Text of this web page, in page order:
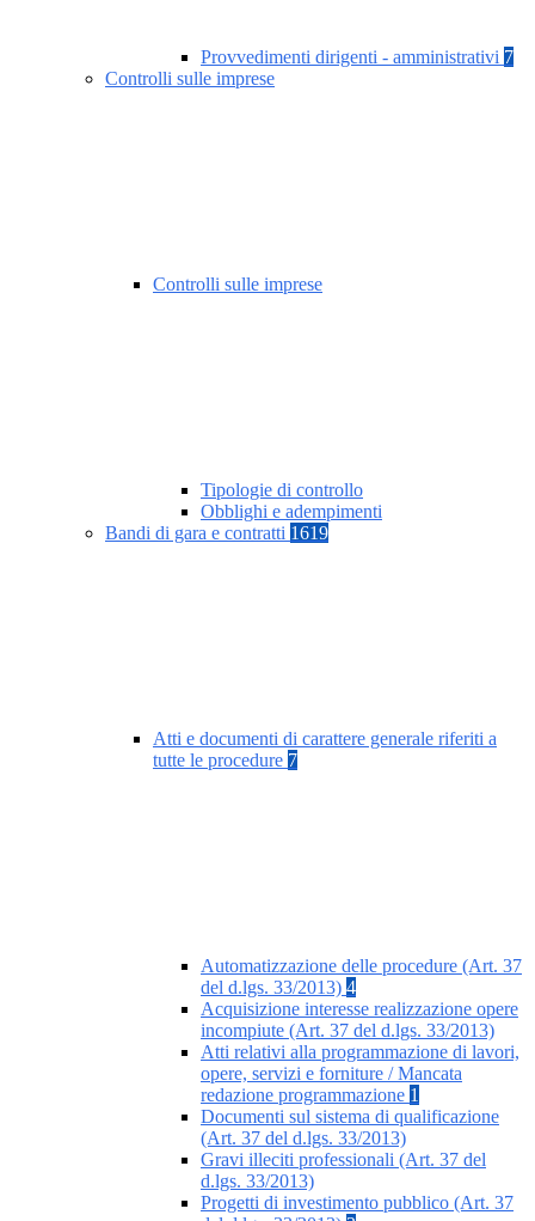
Provvedimenti dirigenti - amministrativi 7
Controlli sulle imprese
Controlli sulle imprese
Tipologie di controllo
Obblighi e adempimenti
Bandi di gara e contratti 1619
Atti e documenti di carattere generale riferiti a
tutte le procedure 7
Automatizzazione delle procedure (Art. 37
del d.lgs. 33/2013) 4
Acquisizione interesse realizzazione opere
incompiute (Art. 37 del d.lgs. 33/2013)
Atti relativi alla programmazione di lavori,
opere, servizi e forniture / Mancata
redazione programmazione 1
Documenti sul sistema di qualificazione
(Art. 37 del d.lgs. 33/2013)
Gravi illeciti professionali (Art. 37 del
d.lgs. 33/2013)
Progetti di investimento pubblico (Art. 37